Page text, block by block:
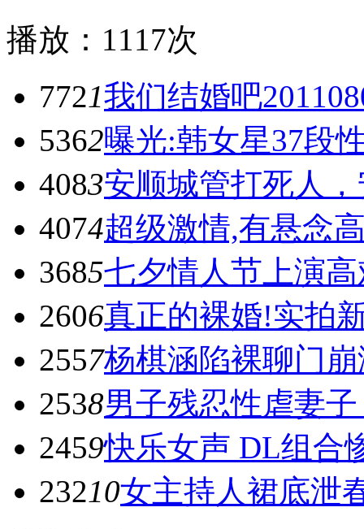
播放：1117次
7721我们结婚吧
5362曝光:韩女星37段
4083安顺城管打死人
4074超级激情,有悬念
3685七夕情人节上演
2606真正的裸婚!实拍
2557杨棋涵陷裸聊门
2538男子残忍性虐妻
2459快乐女声 DL组合
23210女主持人裙底泄